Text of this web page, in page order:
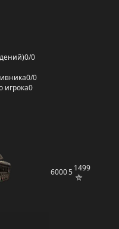
0/0
0/0
игрока0
600051499